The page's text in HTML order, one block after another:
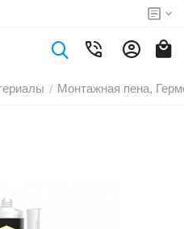
/ Монтажная пена,